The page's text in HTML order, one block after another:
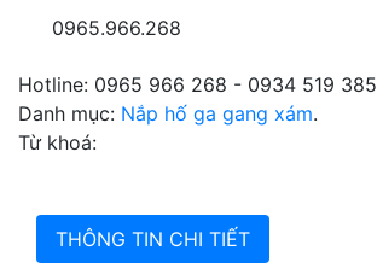
0965.966.268
Hotline: 0965 966 268 - 0934 519 385
Danh mục: Nắp hố ga gang xám.
Từ khoá:
THÔNG TIN CHI TIẾT